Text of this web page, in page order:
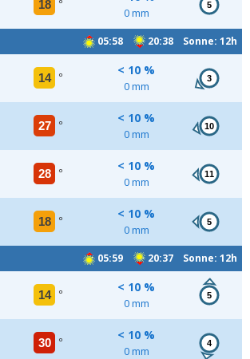
18 °
0 mm
5
05:58 20:38 Sonne: 12h
14 °
< 10 %
0 mm
3
27 °
< 10 %
0 mm
10
28 °
< 10 %
0 mm
11
18 °
< 10 %
0 mm
5
05:59 20:37 Sonne: 12h
14 °
< 10 %
0 mm
5
30 °
< 10 %
0 mm
4